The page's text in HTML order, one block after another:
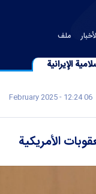
الإيرانية
ملف
06 February 2025 - 12:24
الأمريكية